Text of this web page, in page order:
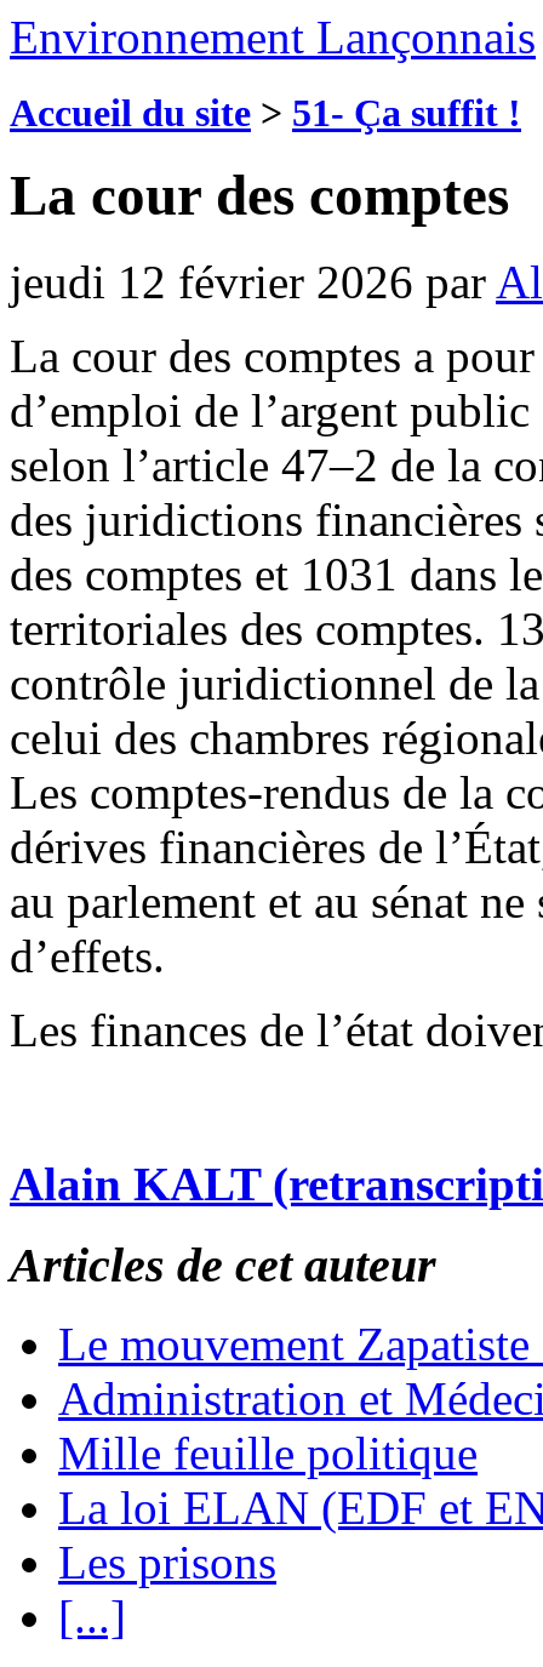
Environnement Lançonnais
Accueil du site > 51- Ça suffit !
La cour des comptes
jeudi 12 février 2026 par
La cour des comptes a
d’emploi de l’argent
selon l’article 47–2 de la
des juridictions financières
des comptes et 1031 dans
territoriales des comptes.
contrôle juridictionnel de
celui des chambres
Les comptes-rendus de la
dérives financières de
au parlement et au sénat
d’effets.
Les finances de l’état
Alain KALT
Articles de cet auteur
Le mouvement
Administration et
Mille feuille politique
La loi ELAN (EDF et
Les prisons
[...]